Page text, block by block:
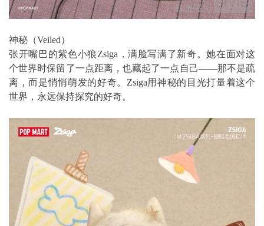
神秘（Veiled）
张开嘴巴的紫色小狼Zsiga，满脸写满了新奇。她在面对这
个世界时保留了一点距离，也藏起了一点自己——那不是疏
离，而是悄悄萌发的好奇。Zsiga用神秘的目光打量着这个
世界，永远保持探究的好奇。